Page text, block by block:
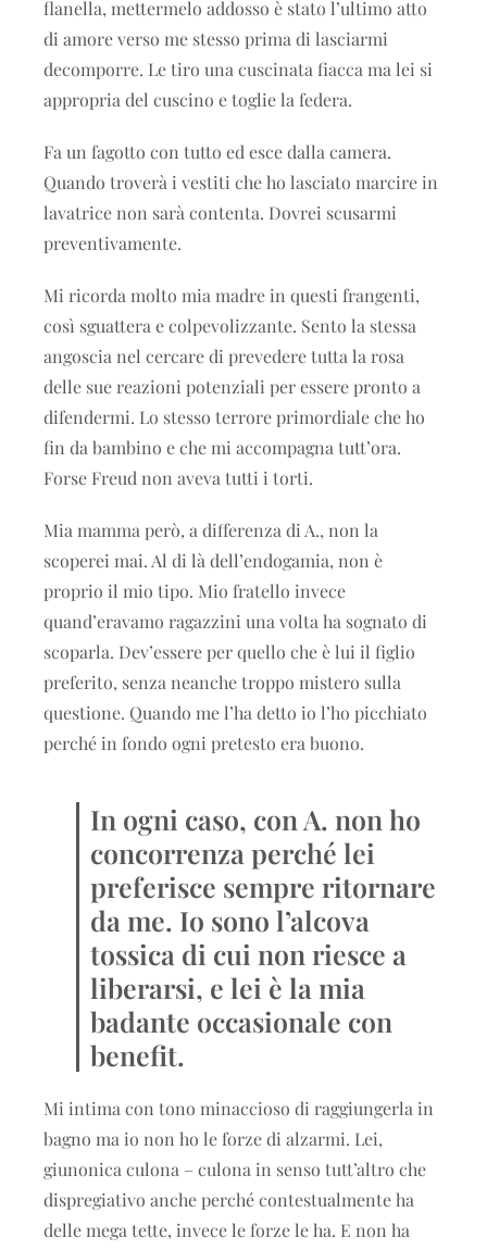
flanella, mettermelo addosso è stato l’ultimo atto
di amore verso me stesso prima di lasciarmi
decomporre. Le tiro una cuscinata fiacca ma lei si
appropria del cuscino e toglie la federa.
Fa un fagotto con tutto ed esce dalla camera.
Quando troverà i vestiti che ho lasciato marcire in
lavatrice non sarà contenta. Dovrei scusarmi
preventivamente.
Mi ricorda molto mia madre in questi frangenti,
così sguattera e colpevolizzante. Sento la stessa
angoscia nel cercare di prevedere tutta la rosa
delle sue reazioni potenziali per essere pronto a
difendermi. Lo stesso terrore primordiale che ho
fin da bambino e che mi accompagna tutt’ora.
Forse Freud non aveva tutti i torti.
Mia mamma però, a differenza di A., non la
scoperei mai. Al di là dell’endogamia, non è
proprio il mio tipo. Mio fratello invece
quand’eravamo ragazzini una volta ha sognato di
scoparla. Dev’essere per quello che è lui il figlio
preferito, senza neanche troppo mistero sulla
questione. Quando me l’ha detto io l’ho picchiato
perché in fondo ogni pretesto era buono.
In ogni caso, con A. non ho
concorrenza perché lei
preferisce sempre ritornare
da me. Io sono l’alcova
tossica di cui non riesce a
liberarsi, e lei è la mia
badante occasionale con
benefit.
Mi intima con tono minaccioso di raggiungerla in
bagno ma io non ho le forze di alzarmi. Lei,
giunonica culona – culona in senso tutt’altro che
dispregiativo anche perché contestualmente ha
delle mega tette, invece le forze le ha. E non ha